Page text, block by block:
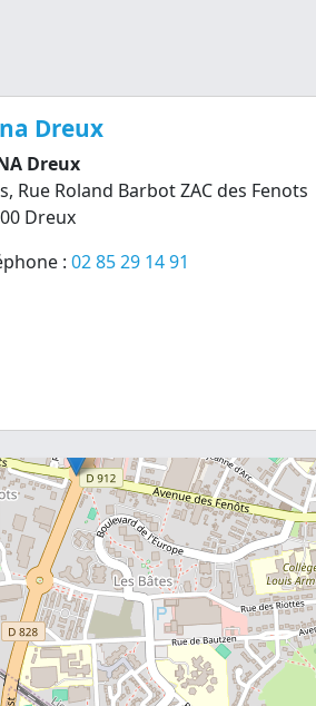
Dreux
Dreux
Rue Roland Barbot ZAC des Fenots
Dreux
: 02 85 29 14 91